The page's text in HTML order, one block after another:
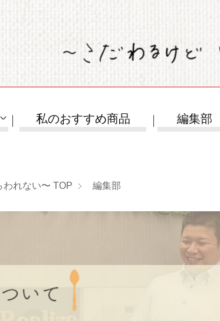
私のおすすめ商品 編集部
われない〜 TOP 編集部